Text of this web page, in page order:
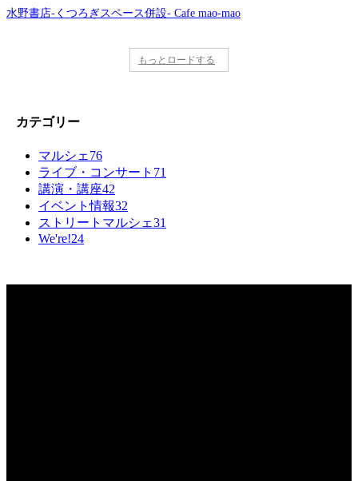
水野書店-くつろぎスペース併設- Cafe mao-mao
もっとロードする
カテゴリー
マルシェ 76
ライブ・コンサート 71
講演・講座42
イベント情報32
ストリートマルシェ31
We're!24